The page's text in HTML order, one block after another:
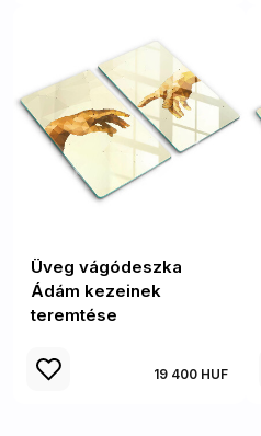
Üveg vágódeszka
Ádám kezeinek
teremtése
19 400 HUF